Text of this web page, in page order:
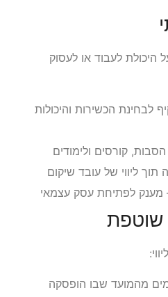
לעבוד או לעסוק
לבחינת הכשירות והיכולות
קורסים ולימודים
תוך ליווי של עובד שיקום
מענק לפתיחת עסק עצמאי